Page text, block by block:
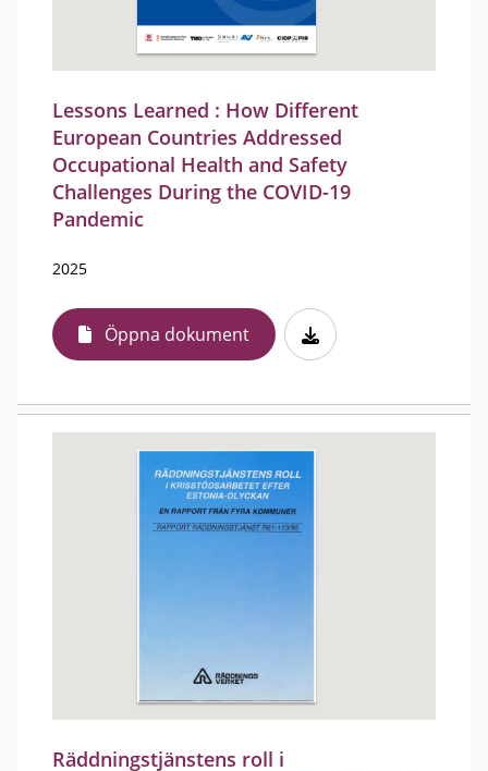
Lessons Learned : How Different
European Countries Addressed
Occupational Health and Safety
Challenges During the COVID-19
Pandemic
2025
Öppna dokument
Räddningstjänstens roll i